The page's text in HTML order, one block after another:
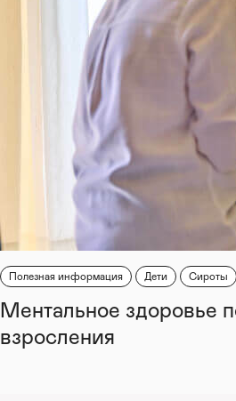
Полезная информация Дети Сироты
Ментальное здоровье
взросления